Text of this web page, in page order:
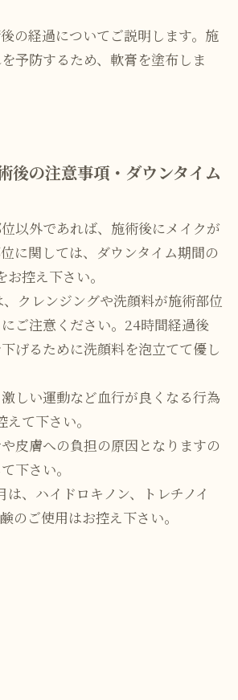
の経過についてご説明します。施
予防するため、軟膏を塗布しま
後の注意事項・ダウンタイム
以外であれば、施術後にメイクが
に関しては、ダウンタイム期間の
控え下さい。
、クレンジングや洗顔料が施術部位
ご注意ください。24時間経過後
げるために洗顔料を泡立てて優し
しい運動など血行が良くなる行為
て下さい。
皮膚への負担の原因となりますの
下さい。
は、ハイドロキノン、トレチノイ
のご使用はお控え下さい。